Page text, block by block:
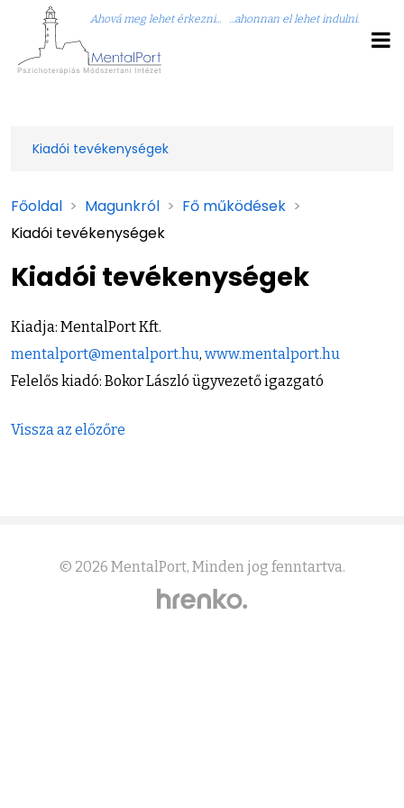
Ahová meg lehet érkezni... ...ahonnan el lehet indulni.
Kiadói tevékenységek
Főoldal > Magunkról > Fő működések >
Kiadói tevékenységek
Kiadói tevékenységek
Kiadja: MentalPort Kft.
mentalport@mentalport.hu, www.mentalport.hu
Felelős kiadó: Bokor László ügyvezető igazgató
Vissza az előzőre
© 2026 MentalPort, Minden jog fenntartva.